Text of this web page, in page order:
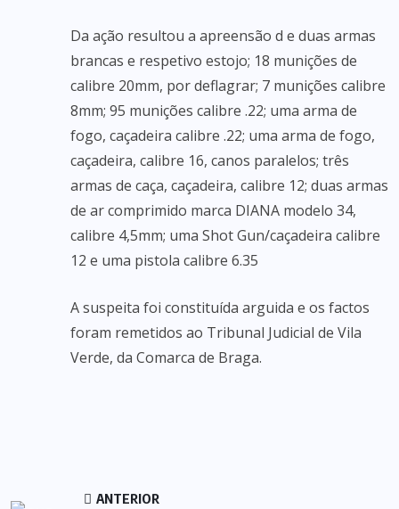
Da ação resultou a apreensão d e duas armas
brancas e respetivo estojo; 18 munições de
calibre 20mm, por deflagrar; 7 munições calibre
8mm; 95 munições calibre .22; uma arma de
fogo, caçadeira calibre .22; uma arma de fogo,
caçadeira, calibre 16, canos paralelos; três
armas de caça, caçadeira, calibre 12; duas armas
de ar comprimido marca DIANA modelo 34,
calibre 4,5mm; uma Shot Gun/caçadeira calibre
12 e uma pistola calibre 6.35
A suspeita foi constituída arguida e os factos
foram remetidos ao Tribunal Judicial de Vila
Verde, da Comarca de Braga.
ANTERIOR